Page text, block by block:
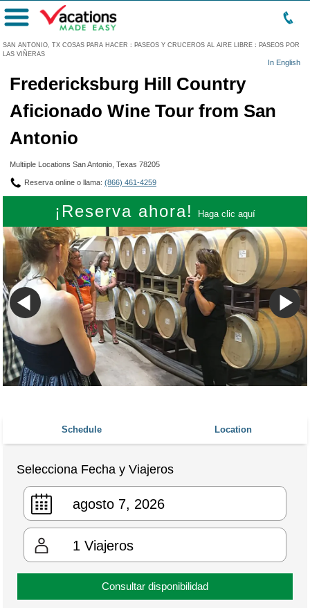
SAN ANTONIO, TX COSAS PARA HACER : PASEOS Y CRUCEROS AL AIRE LIBRE : PASEOS POR
LAS VIÑERAS
In English
Menú
Fredericksburg Hill Country
Aficionado Wine Tour from San
Antonio
Multiiple Locations San Antonio, Texas 78205
Reserva online o llama: (866) 461-4259
¡Reserva ahora! Haga clic aquí
Schedule Location
Selecciona Fecha y Viajeros
1 Viajeros
Consultar disponibilidad